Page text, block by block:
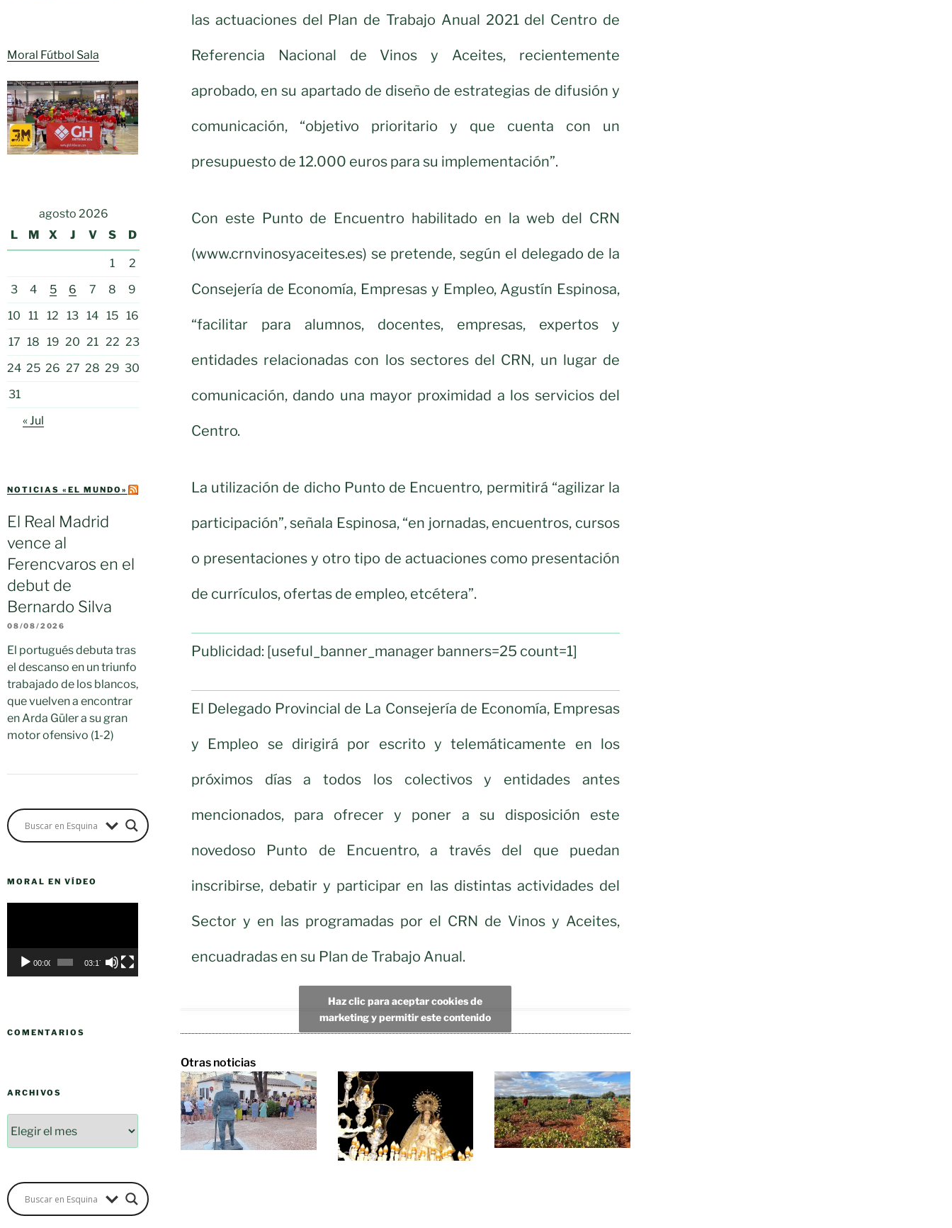
Moral Fútbol Sala
agosto 2026
L
M X J V S D
1
2
3
4 5 6 7 8
9
10
11 12 13 14 15 16
17 18 19 20 21 22 23
24 25 26 27 28 29 30
31
« Jul
NOTICIAS «EL MUNDO»
El Real Madrid
vence al
Ferencvaros en el
debut de
Bernardo Silva
08/08/2026
El portugués debuta tras
el descanso en un triunfo
trabajado de los blancos,
que vuelven a encontrar
en Arda Güler a su gran
motor ofensivo (1-2)
MORAL EN VÍDEO
00:00 03:17
COMENTARIOS
ARCHIVOS
las actuaciones del Plan de Trabajo Anual 2021 del Centro de
Referencia Nacional de Vinos y Aceites, recientemente
aprobado, en su apartado de diseño de estrategias de difusión y
comunicación, “objetivo prioritario y que cuenta con un
presupuesto de 12.000 euros para su implementación”.
Con este Punto de Encuentro habilitado en la web del CRN
(www.crnvinosyaceites.es) se pretende, según el delegado de la
Consejería de Economía, Empresas y Empleo, Agustín Espinosa,
“facilitar para alumnos, docentes, empresas, expertos y
entidades relacionadas con los sectores del CRN, un lugar de
comunicación, dando una mayor proximidad a los servicios del
Centro.
La utilización de dicho Punto de Encuentro, permitirá “agilizar la
participación”, señala Espinosa, “en jornadas, encuentros, cursos
o presentaciones y otro tipo de actuaciones como presentación
de currículos, ofertas de empleo, etcétera”.
Publicidad: [useful_banner_manager banners=25 count=1]
El Delegado Provincial de La Consejería de Economía, Empresas
y Empleo se dirigirá por escrito y telemáticamente en los
próximos días a todos los colectivos y entidades antes
mencionados, para ofrecer y poner a su disposición este
novedoso Punto de Encuentro, a través del que puedan
inscribirse, debatir y participar en las distintas actividades del
Sector y en las programadas por el CRN de Vinos y Aceites,
encuadradas en su Plan de Trabajo Anual.
Haz clic para aceptar cookies de
marketing y permitir este contenido
Otras noticias